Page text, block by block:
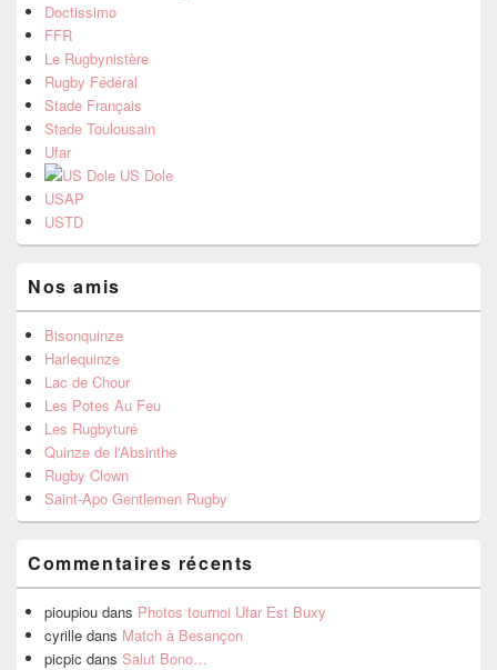
Doctissimo
FFR
Le Rugbynistère
Rugby Fédéral
Stade Français
Stade Toulousain
Ufar
US Dole
USAP
USTD
Nos amis
Bisonquinze
Harlequinze
Lac de Chour
Les Potes Au Feu
Les Rugbyturé
Quinze de l'Absinthe
Rugby Clown
Saint-Apo Gentlemen Rugby
Commentaires récents
pioupiou dans Photos tournoi Ufar Est Buxy
cyrille dans Match à Besançon
picpic dans Salut Bono…